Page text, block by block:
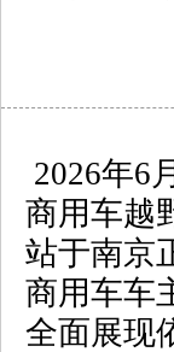
2026年6月
商用车越
站于南京
商用车车
全面展现